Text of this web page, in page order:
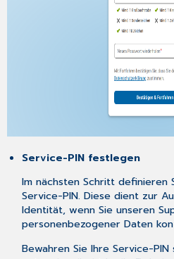
Service-PIN festlegen
Im nächsten Schritt definieren
Service-PIN. Diese dient zur
Identität, wenn Sie unseren
personenbezogener Daten
Bewahren Sie Ihre Service-